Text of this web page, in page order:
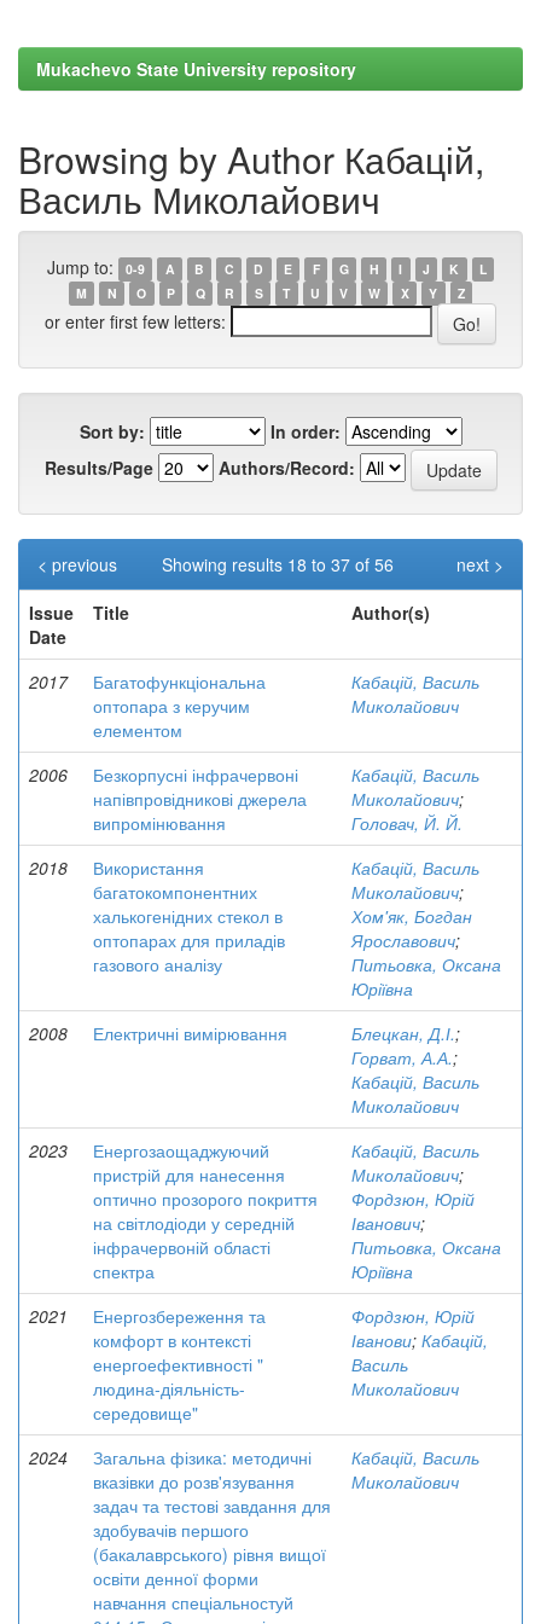
Mukachevo State University repository
Browsing by Author Кабацій,
Василь Миколайович
Jump to: 0-9 A B C D E F G H I J K
L
M
N O P Q R S T U V W X Y Z
or enter first few letters:
Sort by:
In order:
Results/Page
Authors/Record:
Showing results 18 to 37 of 56
< previous
next >
Issue
Date
Title Author(s)
2017
Багатофункціональна
оптопара з керучим
елементом
Кабацій, Василь
Миколайович
2006
Безкорпусні інфрачервоні
напівпровідникові джерела
випромінювання
Кабацій, Василь
Миколайович;
Головач, Й. Й.
2018
Використання
багатокомпонентних
халькогенідних стекол в
оптопарах для приладів
газового аналізу
Кабацій, Василь
Миколайович;
Хом'як, Богдан
Ярославович;
Питьовка, Оксана
Юріївна
2008
Електричні вимірювання Блецкан, Д.І.;
Горват, А.А.;
Кабацій, Василь
Миколайович
2023
Енергозаощаджуючий
пристрій для нанесення
оптично прозорого покриття
на світлодіоди у середній
інфрачервоній області
спектра
Кабацій, Василь
Миколайович;
Фордзюн, Юрій
Іванович;
Питьовка, Оксана
Юріївна
2021
Енергозбереження та
комфорт в контексті
енергоефективності "
людина-діяльність-
середовище"
Фордзюн, Юрій
Іванови; Кабацій,
Василь
Миколайович
2024
Загальна фізика: методичні
вказівки до розв'язування
задач та тестові завдання для
здобувачів першого
(бакалаврського) рівня вищої
освіти денної форми
навчання спеціальностуй
Кабацій, Василь
Миколайович